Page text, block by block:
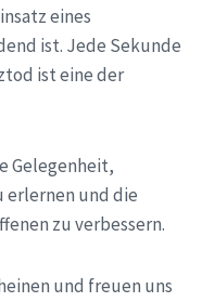
eines
ist. Jede Sekunde
ist eine der
Gelegenheit,
erlernen und die
zu verbessern.
und freuen uns